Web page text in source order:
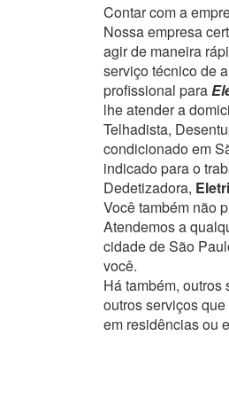
Contar com a
Nossa empresa
agir de maneira
serviço técnico de
profissional para
lhe atender a
Telhadista,
condicionado em
indicado para o
Dedetizadora,
Você também não
Atendemos a
cidade de São
você.
Há também,
outros serviços
em residências ou